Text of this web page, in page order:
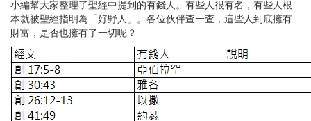
小編幫大家整理了聖經中提到的有錢人。有些人很有名，有些人根
本就被聖經指明為「好野人」。各位伙伴查一查，這些人到底擁有
財富，是否也擁有了一切呢？